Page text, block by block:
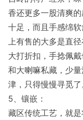
香还更多一股清爽
十足，而且手感绵
上有售的大多是直
大打折扣，手捻佩
和大喇嘛私藏，少
津，只得慢慢寻觅了
5、镶嵌：
藏区传统工艺，就